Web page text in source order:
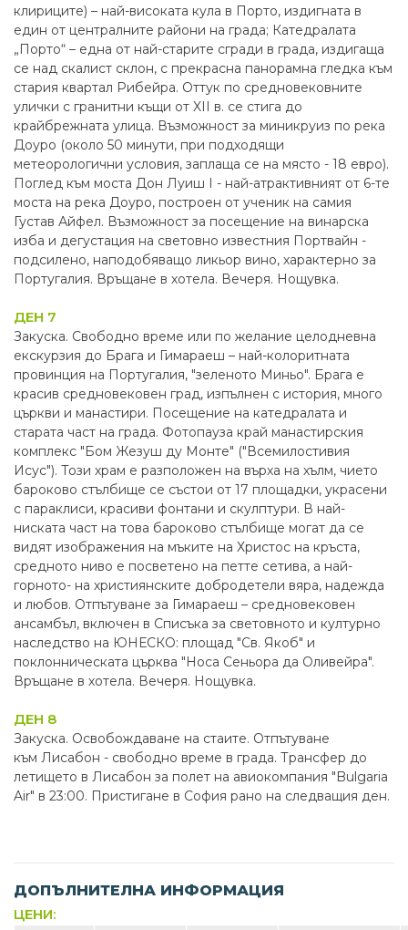
клириците) – най-високата кула в Порто, издигната в
един от централните райони на града; Катедралата
„Порто“ – една от най-старите сгради в града, издигаща
се над скалист склон, с прекрасна панорамна гледка към
стария квартал Рибейра. Оттук по средновековните
улички с гранитни къщи от XII в. се стига до
крайбрежната улица. Възможност за миникруиз по река
Доуро (около 50 минути, при подходящи
метеорологични условия, заплаща се на място - 18 евро).
Поглед към моста Дон Луиш І - най-атрактивният от 6-те
моста на река Доуро, построен от ученик на самия
Густав Айфел. Възможност за посещение на винарска
изба и дегустация на световно известния Портвайн -
подсилено, наподобяващо ликьор вино, характерно за
Португалия. Връщане в хотела. Вечеря. Нощувка.
ДЕН 7
Закуска. Свободно време или по желание целодневна
екскурзия до Брага и Гимараеш – най-колоритната
провинция на Португалия, "зеленото Миньо". Брага е
красив средновековен град, изпълнен с история, много
църкви и манастири. Посещение на катедралата и
старата част на града. Фотопауза край манастирския
комплекс "Бом Жезуш ду Монте" ("Всемилостивия
Исус"). Този храм е разположен на върха на хълм, чието
бароково стълбище се състои от 17 площадки, украсени
с параклиси, красиви фонтани и скулптури. В най-
ниската част на това бароково стълбище могат да се
видят изображения на мъките на Христос на кръста,
средното ниво е посветено на петте сетива, а най-
горното- на християнските добродетели вяра, надежда
и любов. Отпътуване за Гимараеш – средновековен
ансамбъл, включен в Списъка за световното и културно
наследство на ЮНЕСКО: площад "Св. Якоб" и
поклонническата църква "Носа Сеньора да Оливейра".
Връщане в хотела. Вечеря. Нощувка.
ДЕН 8
Закуска. Освобождаване на стаите. Отпътуване
към Лисабон - свободно време в града. Трансфер до
летището в Лисабон за полет на авиокомпания "Bulgaria
Air" в 23:00. Пристигане в София рано на следващия ден.
ДОПЪЛНИТЕЛНА ИНФОРМАЦИЯ
ЦЕНИ: